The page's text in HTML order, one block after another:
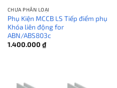
CHƯA PHÂN LOẠI
Phụ Kiện MCCB LS Tiếp điểm phụ
Khóa liên động for
ABN/ABS803c
1.400.000 ₫